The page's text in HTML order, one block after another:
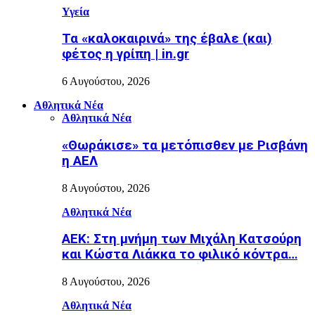
Υγεία
Τα «καλοκαιρινά» της έβαλε (και)
φέτος η γρίπη | in.gr
6 Αυγούστου, 2026
Αθλητικά Νέα
Αθλητικά Νέα
«Θωράκισε» τα μετόπισθεν με Ρισβάνη
η ΑΕΛ
8 Αυγούστου, 2026
Αθλητικά Νέα
ΑΕΚ: Στη μνήμη των Μιχάλη Κατσούρη
και Κώστα Λιάκκα το φιλικό κόντρα…
8 Αυγούστου, 2026
Αθλητικά Νέα